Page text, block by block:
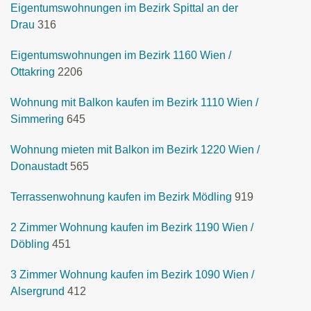
Eigentumswohnungen im Bezirk Spittal an der
Drau 316
Eigentumswohnungen im Bezirk 1160 Wien /
Ottakring 2206
Wohnung mit Balkon kaufen im Bezirk 1110 Wien /
Simmering 645
Wohnung mieten mit Balkon im Bezirk 1220 Wien /
Donaustadt 565
Terrassenwohnung kaufen im Bezirk Mödling 919
2 Zimmer Wohnung kaufen im Bezirk 1190 Wien /
Döbling 451
3 Zimmer Wohnung kaufen im Bezirk 1090 Wien /
Alsergrund 412